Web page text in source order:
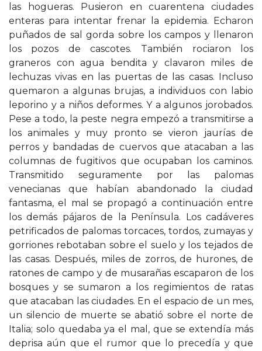
las hogueras. Pusieron en cuarentena ciudades
enteras para intentar frenar la epidemia. Echaron
puñados de sal gorda sobre los campos y llenaron
los pozos de cascotes. También rociaron los
graneros con agua bendita y clavaron miles de
lechuzas vivas en las puertas de las casas. Incluso
quemaron a algunas brujas, a individuos con labio
leporino y a niños deformes. Y a algunos jorobados.
Pese a todo, la peste negra empezó a transmitirse a
los animales y muy pronto se vieron jaurías de
perros y bandadas de cuervos que atacaban a las
columnas de fugitivos que ocupaban los caminos.
Transmitido seguramente por las palomas
venecianas que habían abandonado la ciudad
fantasma, el mal se propagó a continuación entre
los demás pájaros de la Península. Los cadáveres
petrificados de palomas torcaces, tordos, zumayas y
gorriones rebotaban sobre el suelo y los tejados de
las casas. Después, miles de zorros, de hurones, de
ratones de campo y de musarañas escaparon de los
bosques y se sumaron a los regimientos de ratas
que atacaban las ciudades. En el espacio de un mes,
un silencio de muerte se abatió sobre el norte de
Italia; solo quedaba ya el mal, que se extendía más
deprisa aún que el rumor que lo precedía y que